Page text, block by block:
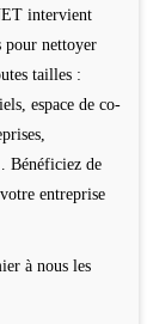
intervient
pour nettoyer
tailles :
espace de co-
Bénéficiez de
entreprise
à nous les